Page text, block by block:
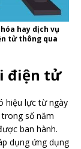
hay dịch vụ
tử thông qua
điện tử
hiệu lực từ ngày
số năm
ban hành.
dụng ứng dụng